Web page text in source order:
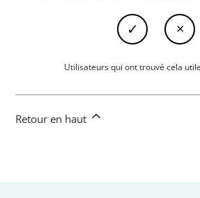
Utilisateurs qui ont trouvé cela
Retour en haut